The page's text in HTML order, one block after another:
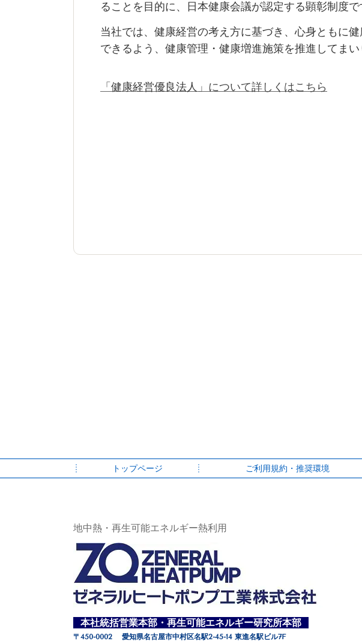
ることを目的に、日本健康会議が認定する顕彰制度で
当社では、健康経営の考え方に基づき、心身ともに
できるよう、健康管理・健康増進施策を推進してまい
「 健康経営優良法人 」について詳しくはこちら
トップページ ご利用規約・推奨環境
地中熱・再生可能エネルギー熱利用
本社統括営業本部・再生可能エネルギー研究所本部
〒450-0002 愛知県名古屋市中村区名駅2-45-14 東進名駅ビル7F